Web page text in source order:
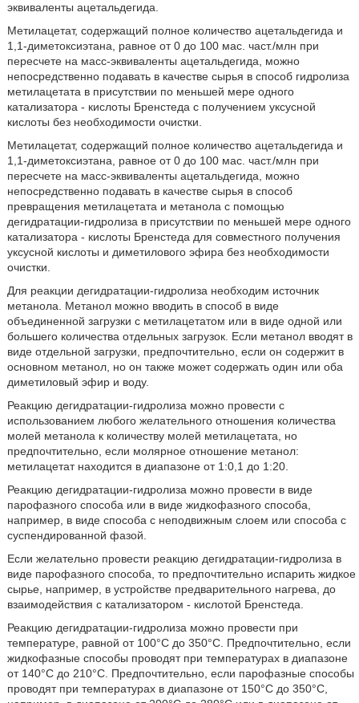
эквиваленты ацетальдегида.
Метилацетат, содержащий полное количество ацетальдегида и
1,1-диметоксиэтана, равное от 0 до 100 мас. част./млн при
пересчете на масс-эквиваленты ацетальдегида, можно
непосредственно подавать в качестве сырья в способ гидролиза
метилацетата в присутствии по меньшей мере одного
катализатора - кислоты Бренстеда с получением уксусной
кислоты без необходимости очистки.
Метилацетат, содержащий полное количество ацетальдегида и
1,1-диметоксиэтана, равное от 0 до 100 мас. част./млн при
пересчете на масс-эквиваленты ацетальдегида, можно
непосредственно подавать в качестве сырья в способ
превращения метилацетата и метанола с помощью
дегидратации-гидролиза в присутствии по меньшей мере одного
катализатора - кислоты Бренстеда для совместного получения
уксусной кислоты и диметилового эфира без необходимости
очистки.
Для реакции дегидратации-гидролиза необходим источник
метанола. Метанол можно вводить в способ в виде
объединенной загрузки с метилацетатом или в виде одной или
большего количества отдельных загрузок. Если метанол вводят в
виде отдельной загрузки, предпочтительно, если он содержит в
основном метанол, но он также может содержать один или оба
диметиловый эфир и воду.
Реакцию дегидратации-гидролиза можно провести с
использованием любого желательного отношения количества
молей метанола к количеству молей метилацетата, но
предпочтительно, если молярное отношение метанол:
метилацетат находится в диапазоне от 1:0,1 до 1:20.
Реакцию дегидратации-гидролиза можно провести в виде
парофазного способа или в виде жидкофазного способа,
например, в виде способа с неподвижным слоем или способа с
суспендированной фазой.
Если желательно провести реакцию дегидратации-гидролиза в
виде парофазного способа, то предпочтительно испарить жидкое
сырье, например, в устройстве предварительного нагрева, до
взаимодействия с катализатором - кислотой Бренстеда.
Реакцию дегидратации-гидролиза можно провести при
температуре, равной от 100°C до 350°C. Предпочтительно, если
жидкофазные способы проводят при температурах в диапазоне
от 140°C до 210°C. Предпочтительно, если парофазные способы
проводят при температурах в диапазоне от 150°C до 350°C,